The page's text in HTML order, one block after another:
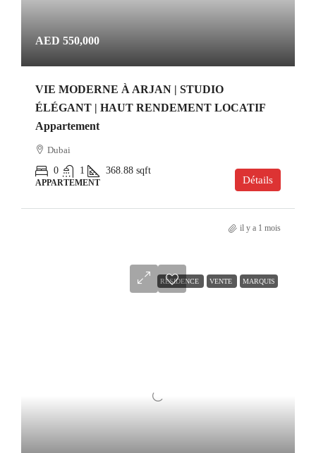
AED 550,000
VIE MODERNE À ARJAN | STUDIO
ÉLÉGANT | HAUT RENDEMENT LOCATIF
Appartement
Dubai
0
1 368.88 sqft
APPARTEMENT Détails
il y a 1 mois
RÉSIDENCE VENTE MARQUIS